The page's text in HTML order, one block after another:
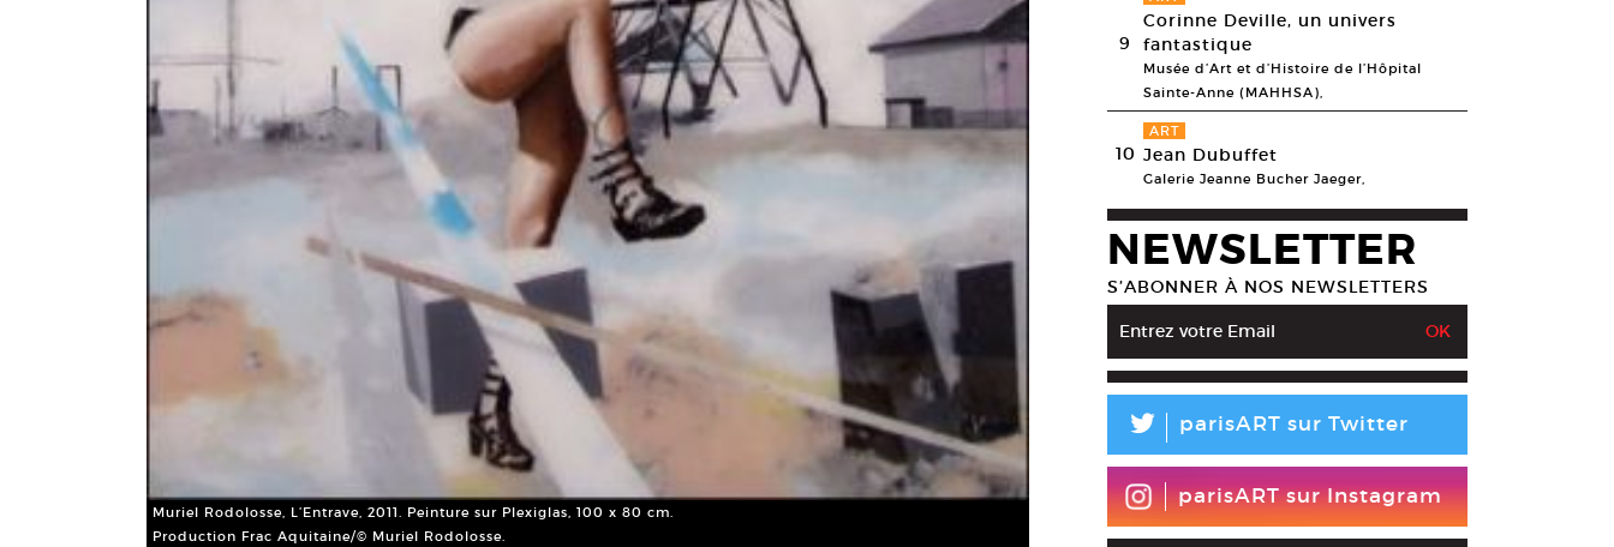
Muriel Rodolosse, L’Entrave, 2011. Peinture sur Plexiglas, 100 x 80 cm.
Production Frac Aquitaine/© Muriel Rodolosse.
9
Corinne Deville, un univers
fantastique
Musée d’Art et d’Histoire de l’Hôpital
Sainte-Anne (MAHHSA),
10
ART
Jean Dubuffet
Galerie Jeanne Bucher Jaeger,
NEWSLETTER
S’ABONNER À NOS NEWSLETTERS
L parisART sur Twitter
parisART sur Instagram